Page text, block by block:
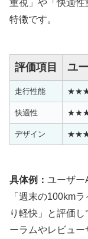
重視」や「快適性
特徴です。
評価項目 ユ
走行性能
快適性
デザイン
具体例： ユーザー
「週末の100km
り軽快」と評価
ーラムやレビュー